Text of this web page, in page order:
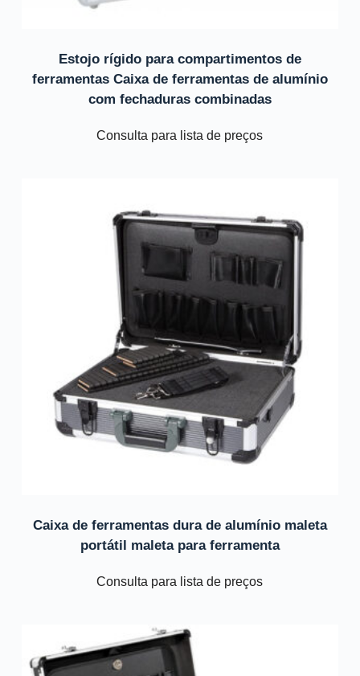
Estojo rígido para compartimentos de
ferramentas Caixa de ferramentas de alumínio
com fechaduras combinadas
Consulta para lista de preços
Caixa de ferramentas dura de alumínio maleta
portátil maleta para ferramenta
Consulta para lista de preços